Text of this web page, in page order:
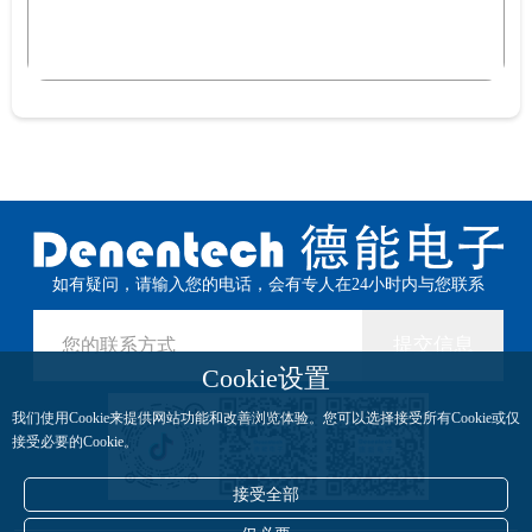
Cookie设置
我们使用Cookie来提供网站功能和改善浏览体验。您可以选择接受所有Cookie或仅
接受必要的Cookie。
接受全部
如有疑问，请输入您的电话，会有专人在24小时内与您联系